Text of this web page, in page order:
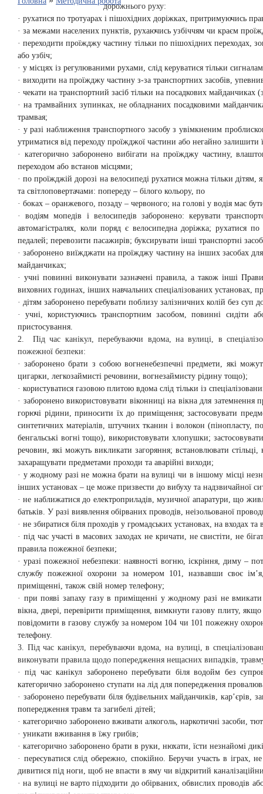
дорожнього руху:
· рухатися по тротуарах і пішохідних доріжках, притримуючись
· за межами населених пунктів, рухаючись узбіччям чи краєм
· переходити проїжджу частину тільки по пішохідних переходах,
або узбіч;
· у місцях із регулюваними рухами, слід керуватися тільки
· виходити на проїжджу частину з-за транспортних засобів,
· чекати на транспортний засіб тільки на посадкових
· на трамвайних зупинках, не обладнаних посадковими
трамвая;
· у разі наближення транспортного засобу з увімкненим
утриматися від переходу проїжджої частини або негайно залишити
· категорично заборонено вибігати на проїжджу частину,
переходом або встанов місцями;
· по проїжджій дорозі на велосипеді рухатися можна тільки
та світлоповертачами: попереду – білого кольору, по
· боках – оранжевого, позаду – червоного; на голові у водія має
· водіям мопедів і велосипедів заборонено: керувати
автомагістралях, коли поряд є велосипедна доріжка; рухатися
педалей; перевозити пасажирів; буксирувати інші транспортні
· заборонено виїжджати на проїжджу частину на інших засобах
майданчиках;
· учні повинні виконувати зазначені правила, а також інші
виховних годинах, інших навчальних спеціалізованих установах,
· дітям заборонено перебувати поблизу залізничних колій без суп
· учні, користуючись транспортним засобом, повинні сидіти
пристосування.
2. Під час канікул, перебуваючи вдома, на вулиці, в
пожежної безпеки:
· заборонено брати з собою вогненебезпечні предмети, які
цигарки, легкозаймисті речовини, вогнезаймисту рідину тощо);
· користуватися газовою плитою вдома слід тільки із
· заборонено використовувати віконниці на вікна для затемнення
горючі рідини, приносити їх до приміщення; застосовувати
синтетичних матеріалів, штучних тканин і волокон (пінопласту,
бенгальські вогні тощо), використовувати хлопушки;
речовин, які можуть викликати загоряння; встановлювати
захаращувати предметами проходи та аварійні виходи;
· у жодному разі не можна брати на вулиці чи в іншому місці
інших установах – це може призвести до вибуху та надзвичайної
· не наближатися до електроприладів, музичної апаратури, що
батьків. У разі виявлення обірваних проводів, неізольованої
· не збиратися біля проходів у громадських установах, на входах
· під час участі в масових заходах не кричати, не свистіти, не
правила пожежної безпеки;
· уразі пожежної небезпеки: наявності вогню, іскріння, диму –
службу пожежної охорони за номером 101, назвавши своє
приміщенні, також свій номер телефону;
· при появі запаху газу в приміщенні у жодному разі не
вікна, двері, перевірити приміщення, вимкнути газову плиту,
повідомити в газову службу за номером 104 чи 101 пожежну
телефону.
3. Під час канікул, перебуваючи вдома, на вулиці, в
виконувати правила щодо попередження нещасних випадків,
· під час канікул заборонено перебувати біля водойм без
категорично заборонено ступати на лід для попередження
· заборонено перебувати біля будівельних майданчиків, кар’єрів,
попередження травм та загибелі дітей;
· категорично заборонено вживати алкоголь, наркотичні засоби,
· уникати вживання в їжу грибів;
· категорично заборонено брати в руки, нюхати, їсти незнайомі
· пересуватися слід обережно, спокійно. Беручи участь в
дивитися під ноги, щоб не впасти в яму чи відкритий
· на вулиці не варто підходити до обірваних, обвислих проводів